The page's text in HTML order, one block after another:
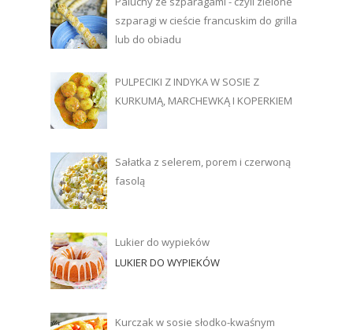
szparagi w cieście francuskim do grilla
lub do obiadu
PULPECIKI Z INDYKA W SOSIE Z
KURKUMĄ, MARCHEWKĄ I KOPERKIEM
Sałatka z selerem, porem i czerwoną
fasolą
Lukier do wypieków
LUKIER DO WYPIEKÓW
Kurczak w sosie słodko-kwaśnym